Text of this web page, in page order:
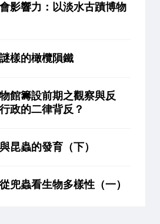
影響力：以淡水古蹟博物
樣的橄欖隕鐵
館籌設前期之觀察與反
政的二律背反？
昆蟲的發育（下）
兜蟲看生物多樣性（一）